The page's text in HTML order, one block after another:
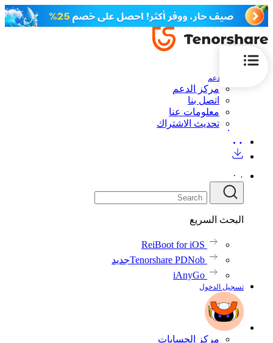
الدعم
مركز الدعم
اتصل بنا
معلومات عنا
تحديث الاشتراك
البحث السريع
ReiBoot for iOS
Tenorshare PDNobجديد
iAnyGo
تسجيل الدخول
مركز الحسابات